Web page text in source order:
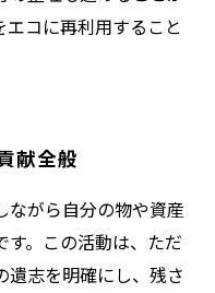
コに再利用すること
献全般
ながら自分の物や資産
。この活動は、ただ
遺志を明確にし、残さ